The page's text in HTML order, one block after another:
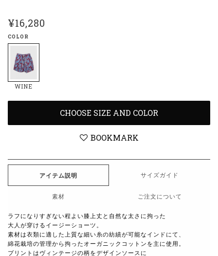
¥16,280
COLOR
WINE
CHOOSE SIZE AND COLOR
BOOKMARK
アイテム説明 サイズガイド
素材 ご注文について
ラフになりすぎない程よい膝上丈と自然な太さに拘った
大人が穿けるイージーショーツ。
素材は衣類に適した上質な細い糸の紡績が可能なインドにて、
綿花栽培の管理から拘ったオーガニックコットンを主に使用。
プリントはヴィンテージの柄をデザインソースに